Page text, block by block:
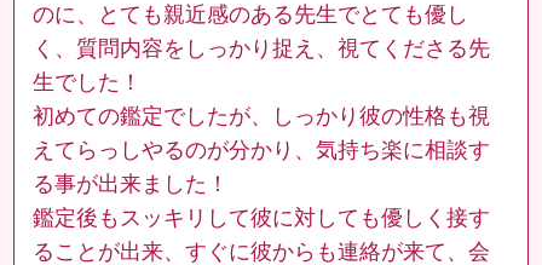
のに、とても親近感のある先生でとても優し
く、質問内容をしっかり捉え、視てくださる先
生でした！
初めての鑑定でしたが、しっかり彼の性格も視
えてらっしやるのが分かり、気持ち楽に相談す
る事が出来ました！
鑑定後もスッキリして彼に対しても優しく接す
ることが出来、すぐに彼からも連絡が来て、会